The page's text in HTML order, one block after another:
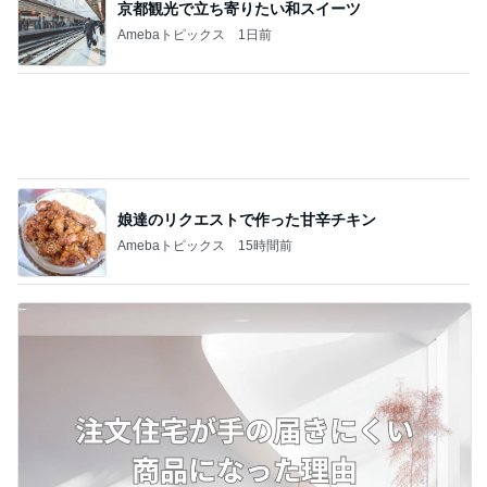
京都観光で立ち寄りたい和スイーツ
Amebaトピックス 1日前
娘達のリクエストで作った甘辛チキン
Amebaトピックス 15時間前